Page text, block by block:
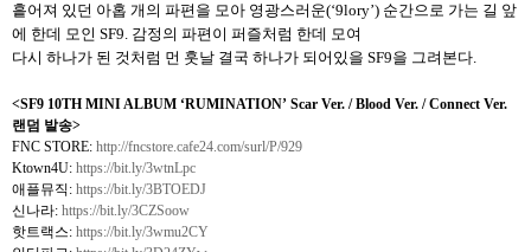
흩어져 있던 아홉 개의 파편을 모아 영광스러운(‘9lory’) 순간으로 가는 길 앞
에 한데 모인 SF9. 감정의 파편이 퍼즐처럼 한데 모여
다시 하나가 된 것처럼 먼 훗날 결국 하나가 되어있을 SF9을 그려본다.
<SF9 10TH MINI ALBUM ‘RUMINATION’ Scar Ver. / Blood Ver. / Connect Ver.
랜덤 발송>
FNC STORE: http://fncstore.cafe24.com/surl/P/929
Ktown4U: https://bit.ly/3wtnLpc
애플뮤직: https://bit.ly/3BTOEDJ
신나라: https://bit.ly/3CZSoow
핫트랙스: https://bit.ly/3wmu2CY